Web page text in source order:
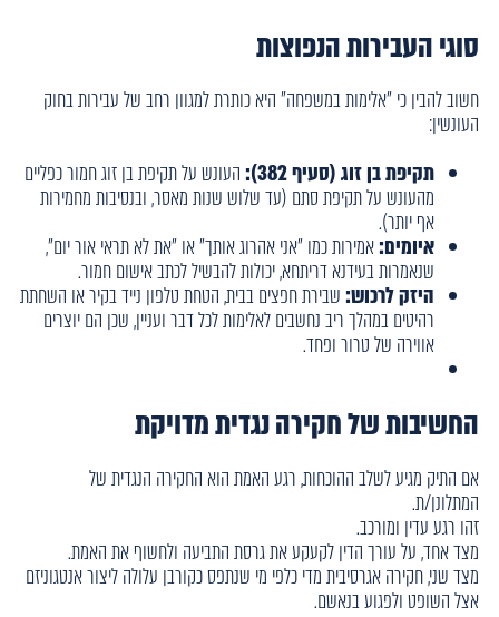
סוגי העבירות הנפוצות
חשוב להבין כי "אלימות במשפחה" היא כותרת למגוון רחב של עבירות בחוק
העונשין:
תקיפת בן זוג (סעיף 382):
העונש על תקיפת בן זוג חמור כפליים
מהעונש על תקיפת סתם (עד שלוש שנות מאסר, ובנסיבות מחמירות
אף יותר).
איומים:אמירות כמו "אני אהרוג אותך" או "את לא תראי אור יום",
שנאמרות בעידנא דריתחא, יכולות להבשיל לכתב אישום חמור.
היזק לרכוש:שבירת חפצים בבית, הטחת טלפון נייד בקיר או השחתת
רהיטים במהלך ריב נחשבים לאלימות לכל דבר ועניין, שכן הם יוצרים
אווירה של טרור ופחד.
החשיבות של חקירה נגדית מדויקת
אם התיק מגיע לשלב ההוכחות, רגע האמת הוא החקירה הנגדית של
המתלונן/ת.
זהו רגע עדין ומורכב.
מצד אחד, על עורך הדין לקעקע את גרסת התביעה ולחשוף את האמת.
מצד שני, חקירה אגרסיבית מדי כלפי מי שנתפס כקורבן עלולה ליצור אנטגוניזם
אצל השופט ולפגוע בנאשם.